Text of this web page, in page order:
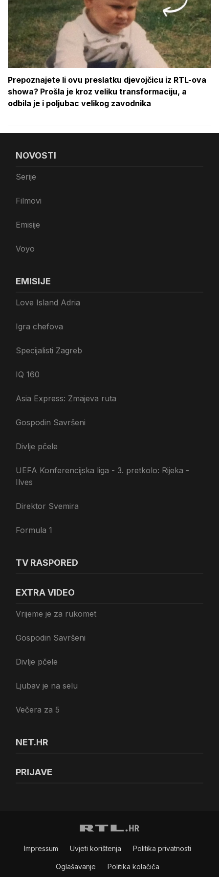
Prepoznajete li ovu preslatku djevojčicu iz RTL-ova
showa? Prošla je kroz veliku transformaciju, a
odbila je i poljubac velikog zavodnika
NOVOSTI
Serije
Filmovi
Emisije
Voyo
EMISIJE
Love Island Adria
Igra chefova
Specijalisti Zagreb
IQ 160
Asia Express: Zmajeva ruta
Gospodin Savršeni
Divlje pčele
UEFA Konferencijska liga - 3. pretkolo: Rijeka -
Ilves
Direktor Svemira
Formula 1
TV RASPORED
EXTRA VIDEO
Vrijeme je za rukomet
Gospodin Savršeni
Divlje pčele
Ljubav je na selu
Večera za 5
NET.HR
PRIJAVE
Impressum Uvjeti korištenja Politika privatnosti
Oglašavanje Politika kolačiča